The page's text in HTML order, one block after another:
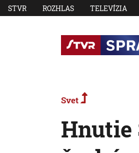
STVR ROZHLAS TELEVÍZIA
Svet
Hnutie